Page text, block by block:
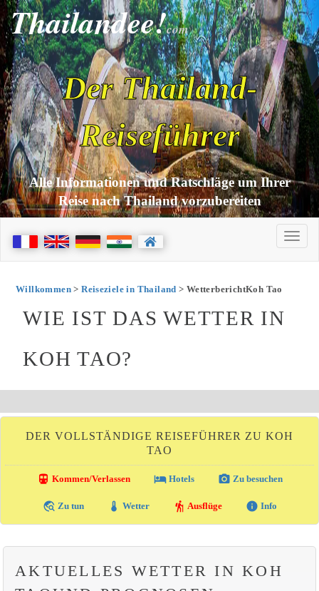
Thailandee!com
Der Thailand-
Reiseführer
Alle Informationen und Ratschläge um Ihrer
Reise nach Thailand vorzubereiten
Willkommen>Reiseziele in Thailand > WetterberichtKoh Tao
WIE IST DAS WETTER IN
KOH TAO?
DER VOLLSTÄNDIGE REISEFÜHRER ZU KOH
TAO
directions_transit Kommen/Verlassen local_hotelHotels photo_camera Zu besuchen
travel_explore Zu tun thermostat Wetter hiking Ausflüge info Info
AKTUELLES WETTER IN KOH